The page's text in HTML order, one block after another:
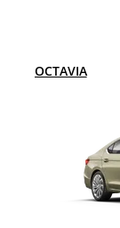
OCTAVIA